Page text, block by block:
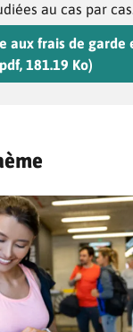
au cas par
aux frais de garde
181.19 Ko)